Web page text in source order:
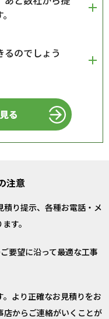
のでしょう
る
注意
り提示、各種お電話・メ
す。
要望に沿って最適な工事
より正確なお見積りをお
からご連絡がいくことが